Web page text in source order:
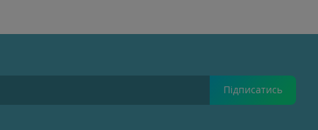
Підписатись